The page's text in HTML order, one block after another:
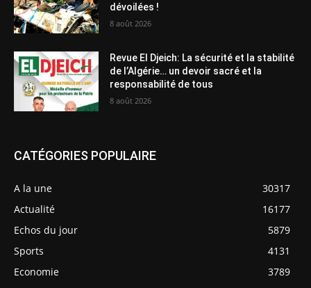
dévoilées !
8 août 2026
Revue El Djeich: La sécurité et la stabilité
de l’Algérie… un devoir sacré et la
responsabilité de tous
8 août 2026
CATÉGORIES POPULAIRE
A la une
30317
Actualité
16177
Echos du jour
5879
Sports
4131
Economie
3789